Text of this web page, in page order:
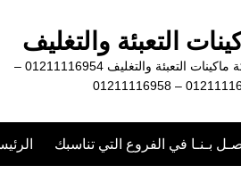
التعبئة والتغليف
شركة ماكينات التعبئة والتغليف 01211116954 –
01211116956 –
بـنـا في الفروع التي تناسبك